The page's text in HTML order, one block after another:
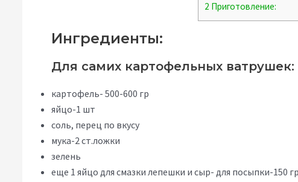
2 Приготовление:
Ингредиенты:
Для самих картофельных ватрушек:
картофель- 500-600 гр
яйцо-1 шт
соль, перец по вкусу
мука-2 ст.ложки
зелень
еще 1 яйцо для смазки лепешки и сыр- для посыпки-150 гр